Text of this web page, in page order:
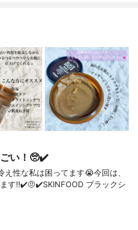
い！🥺✔️
性な私は困ってます😭今回は、
す‼︎✔️🤨✔️SKINFOOD ブラックシ